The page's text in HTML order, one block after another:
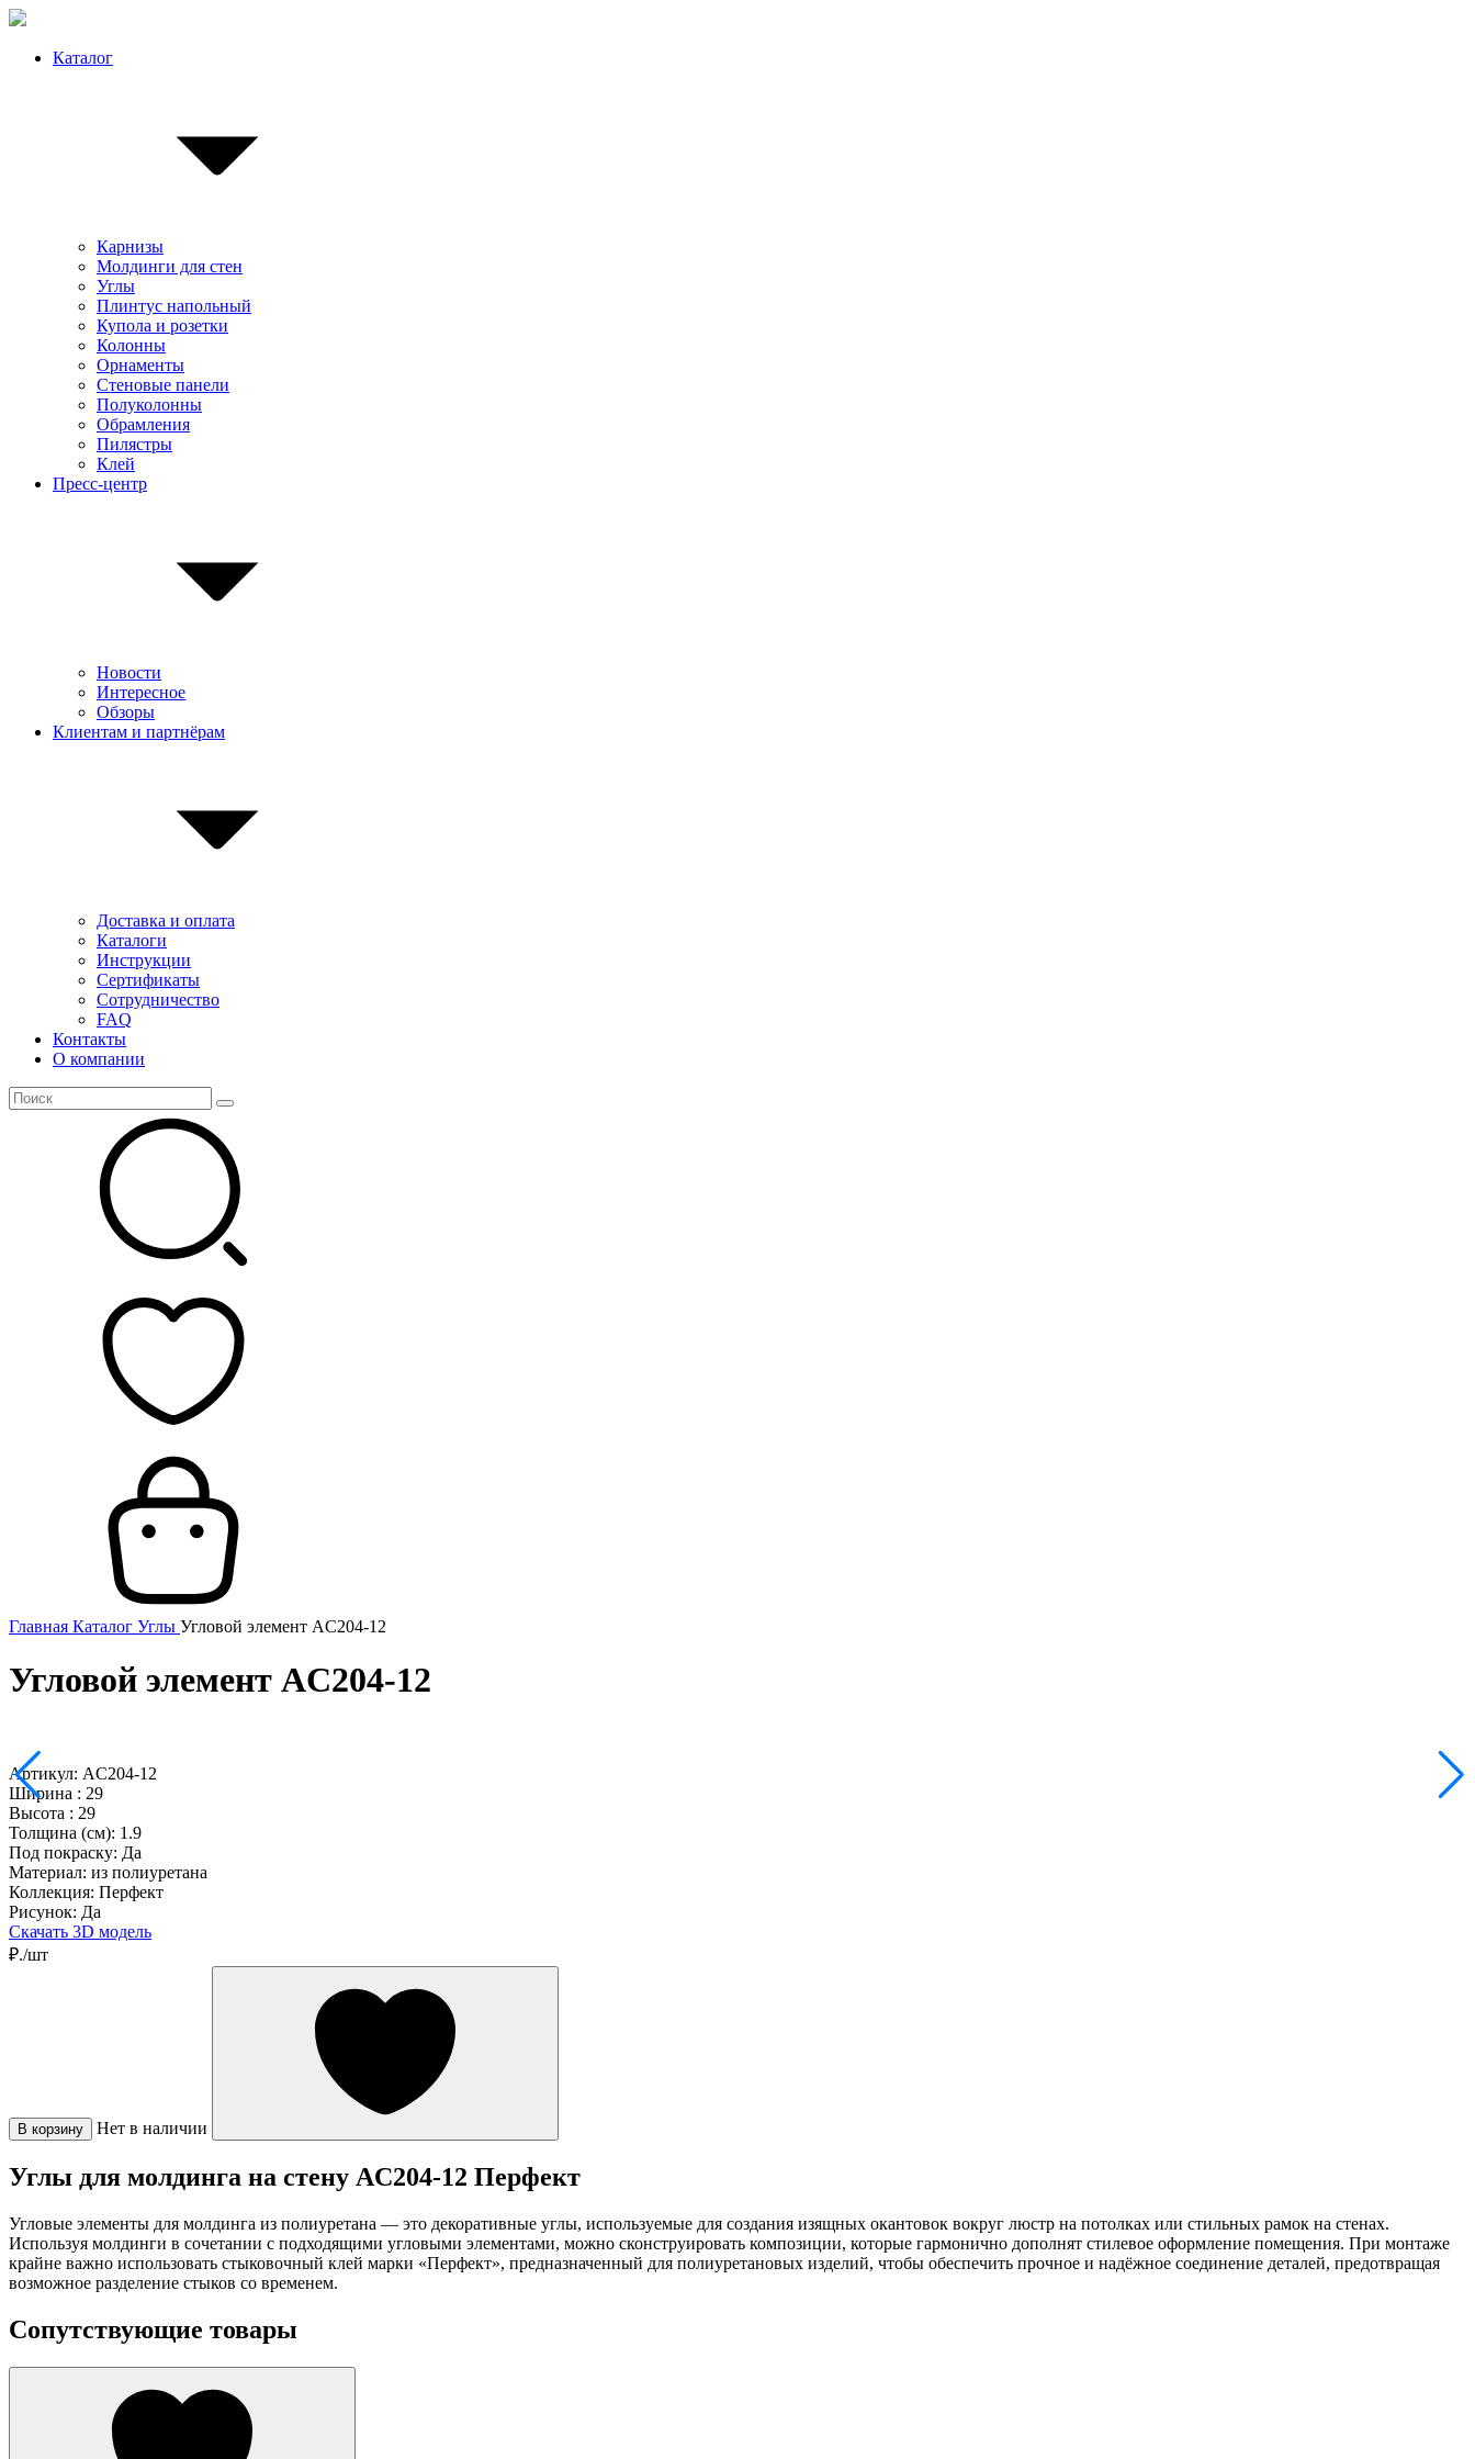
Каталог
Карнизы
Молдинги для стен
Углы
Плинтус напольный
Купола и розетки
Колонны
Орнаменты
Стеновые панели
Полуколонны
Обрамления
Пилястры
Клей
Пресс-центр
Новости
Интересное
Обзоры
Клиентам и партнёрам
Доставка и оплата
Каталоги
Инструкции
Сертификаты
Сотрудничество
FAQ
Контакты
О компании
Главная Каталог Углы Угловой элемент AC204-12
Угловой элемент AC204-12
Артикул: AC204-12
Ширина : 29
Высота : 29
Толщина (см): 1.9
Под покраску: Да
Материал: из полиуретана
Коллекция: Перфект
Рисунок: Да
Скачать 3D модель
₽./шт
В корзину Нет в наличии
Углы для молдинга на стену AC204-12 Перфект
Угловые элементы для молдинга из полиуретана — это декоративные углы, используемые для создания изящных окантовок вокруг люстр на потолках или стильных рамок на стенах.
Используя молдинги в сочетании с подходящими угловыми элементами, можно сконструировать композиции, которые гармонично дополнят стилевое оформление помещения. При монтаже
крайне важно использовать стыковочный клей марки «Перфект», предназначенный для полиуретановых изделий, чтобы обеспечить прочное и надёжное соединение деталей, предотвращая
возможное разделение стыков со временем.
Сопутствующие товары